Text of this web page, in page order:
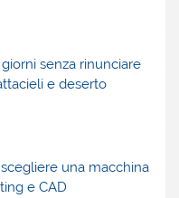
senza rinunciare
e deserto
una macchina
e CAD